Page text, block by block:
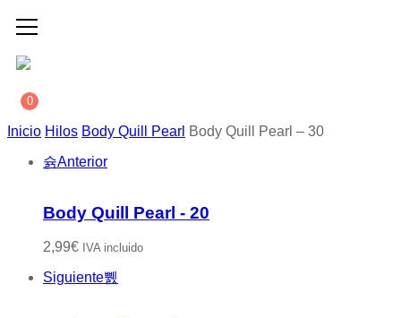
0
Inicio Hilos Body Quill Pearl Body Quill Pearl – 30
Anterior
Body Quill Pearl - 20
2,99€ IVA incluido
Siguiente